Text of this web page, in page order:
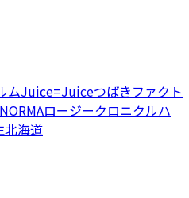
ムJuice=Juiceつばきファクト
ロージークロニクルハ
北海道